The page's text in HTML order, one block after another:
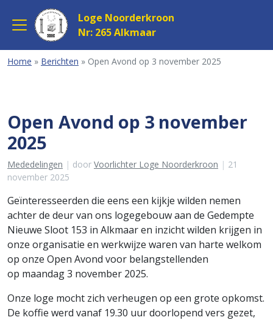
Loge Noorderkroon
Nr: 265 Alkmaar
Home » Berichten » Open Avond op 3 november 2025
Open Avond op 3 november
2025
Categories
Mededelingen door Voorlichter Loge Noorderkroon
21
november 2025
Geïnteresseerden die eens een kijkje wilden nemen
achter de deur van ons logegebouw aan de Gedempte
Nieuwe Sloot 153 in Alkmaar en inzicht wilden krijgen in
onze organisatie en werkwijze waren van harte welkom
op onze Open Avond voor belangstellenden
op maandag 3 november 2025.
Onze loge mocht zich verheugen op een grote opkomst.
De koffie werd vanaf 19.30 uur doorlopend vers gezet,